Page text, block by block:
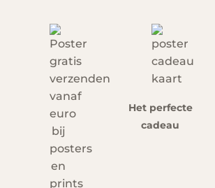
Het perfecte
cadeau